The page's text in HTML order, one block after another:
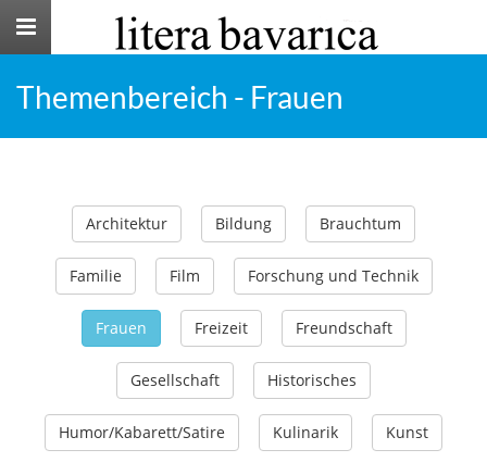
Toggle
Themenbereich - Frauen
Architektur Bildung Brauchtum
Familie Film Forschung und Technik
Frauen Freizeit Freundschaft
Gesellschaft Historisches
Humor/Kabarett/Satire Kulinarik Kunst